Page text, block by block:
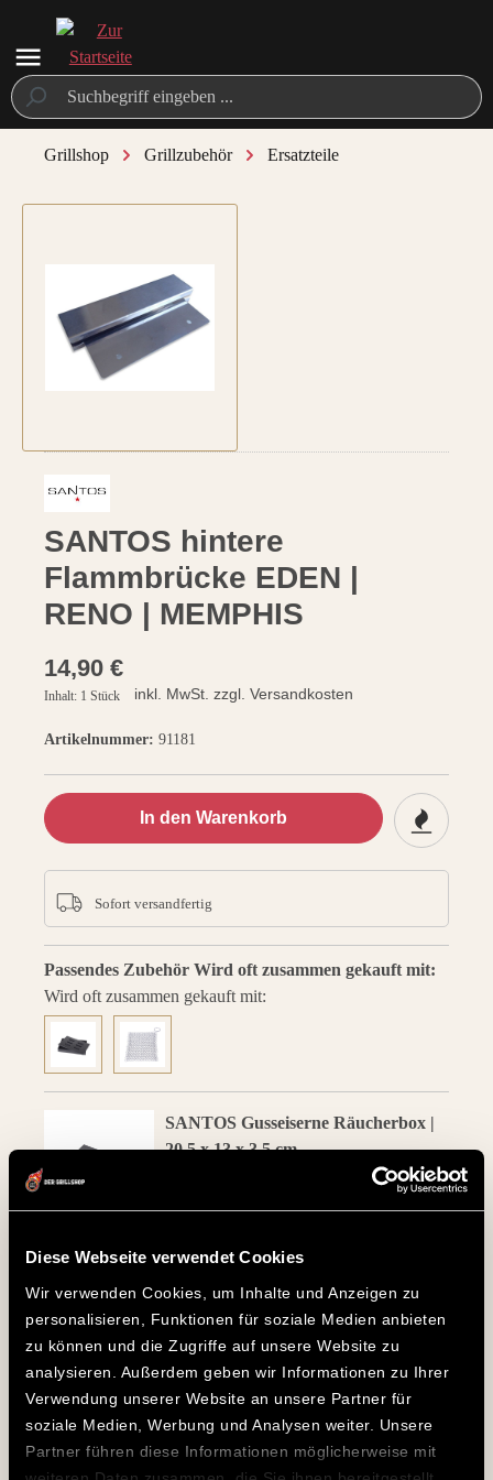
Diese Webseite verwendet Cookies
Wir verwenden Cookies, um Inhalte und Anzeigen zu
personalisieren, Funktionen für soziale Medien anbieten
zu können und die Zugriffe auf unsere Website zu
analysieren. Außerdem geben wir Informationen zu Ihrer
Verwendung unserer Website an unsere Partner für
soziale Medien, Werbung und Analysen weiter. Unsere
Partner führen diese Informationen möglicherweise mit
springen
Grillshop Grillzubehör Ersatzteile
SANTOS hintere
Flammbrücke EDEN |
RENO | MEMPHIS
14,90 €
Inhalt: 1 Stück inkl. MwSt. zzgl. Versandkosten
Artikelnummer: 91181
In den Warenkorb
Sofort versandfertig
Passendes Zubehör Wird oft zusammen gekauft mit:
Wird oft zusammen gekauft mit:
SANTOS Gusseiserne Räucherbox |
20,5 x 13 x 3,5 cm
Hintere Flammbrücken
von SANTOS
Die hinteren Flammbrücken erleichtern Euch das
Anzünden der Brenner. Ihr müsst lediglich einen Brenner
zünden und die anderen zünden dank Flammbrücken